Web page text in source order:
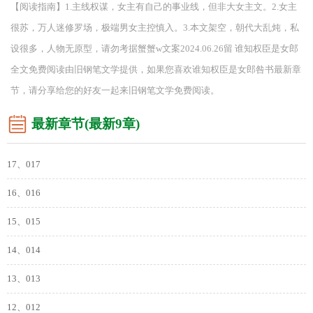
【阅读指南】1.主线权谋，女主有自己的事业线，但非大女主文。2.女主
很苏，万人迷修罗场，极端男女主控慎入。3.本文架空，朝代大乱炖，私
设很多，人物无原型，请勿考据蟹蟹w文案2024.06.26留 谁知权臣是女郎
全文免费阅读由旧钢笔文学提供，如果您喜欢谁知权臣是女郎咎书最新章
节，请分享给您的好友一起来旧钢笔文学免费阅读。
最新章节(最新9章)
17、017
16、016
15、015
14、014
13、013
12、012